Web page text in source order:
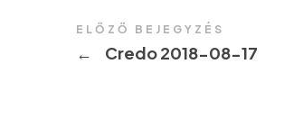
ELŐZŐ BEJEGYZÉS
← Credo 2018-08-17